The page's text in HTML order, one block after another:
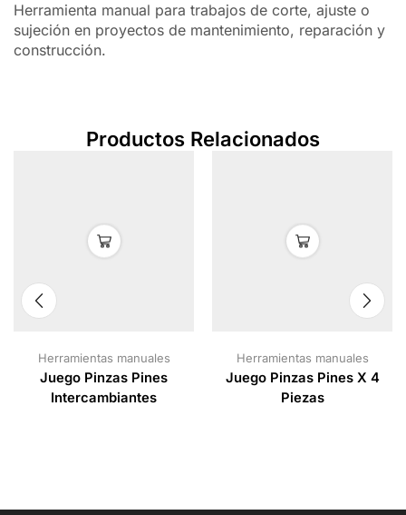
Herramienta manual para trabajos de corte, ajuste o
sujeción en proyectos de mantenimiento, reparación y
construcción.
Productos Relacionados
Herramientas manuales
Juego Pinzas Pines
Intercambiantes
Herramientas manuales
Juego Pinzas Pines X 4
Piezas